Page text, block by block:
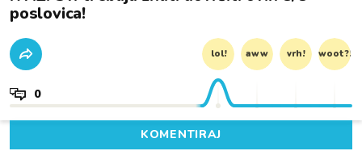
poslovica!
lol! aww vrh! woot?!
0
KOMENTIRAJ